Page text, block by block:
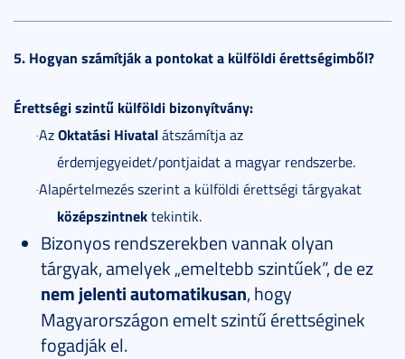
5. Hogyan számítják a pontokat a külföldi érettségimből?
Érettségi szintű külföldi bizonyítvány:
·AzOktatási Hivatalátszámítja az
érdemjegyeidet/pontjaidat a magyar rendszerbe.
·Alapértelmezés szerint a külföldi érettségi tárgyakat
középszintnektekintik.
Bizonyos rendszerekben vannak olyan
tárgyak, amelyek „emeltebb szintűek”, de ez
nem jelenti automatikusan, hogy
Magyarországon emelt szintű érettséginek
fogadják el.